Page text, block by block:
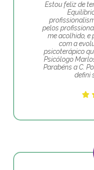
Estou feliz de
pelos
me acolhido, e
com a
psicoterápico
Psicólogo
Parabéns a C.
defini